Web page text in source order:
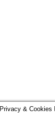
Privacy & Cookies